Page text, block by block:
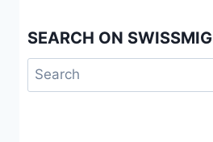
SEARCH ON SWISSMIG
Search
for: